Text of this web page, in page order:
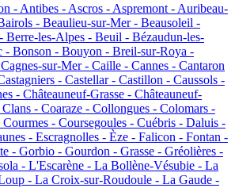
- Antibes - Ascros - Aspremont - Auribeau-
- Beaulieu-sur-Mer - Beausoleil -
Berre-les-Alpes - Beuil - Bézaudun-les-
- Bonson - Bouyon - Breil-sur-Roya -
Cagnes-sur-Mer - Caille - Cannes - Cantaron
- Castellar - Castillon - Caussols -
- Châteauneuf-Grasse - Châteauneuf-
Clans - Coaraze - Collongues - Colomars -
Courmes - Coursegoules - Cuébris - Daluis -
- Escragnolles - Èze - Falicon - Fontan -
- Gorbio - Gourdon - Grasse - Gréolières -
- L'Escarène - La Bollène-Vésubie - La
- La Croix-sur-Roudoule - La Gaude -